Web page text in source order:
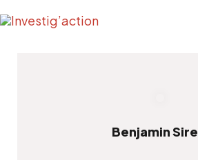
Benjamin Sire